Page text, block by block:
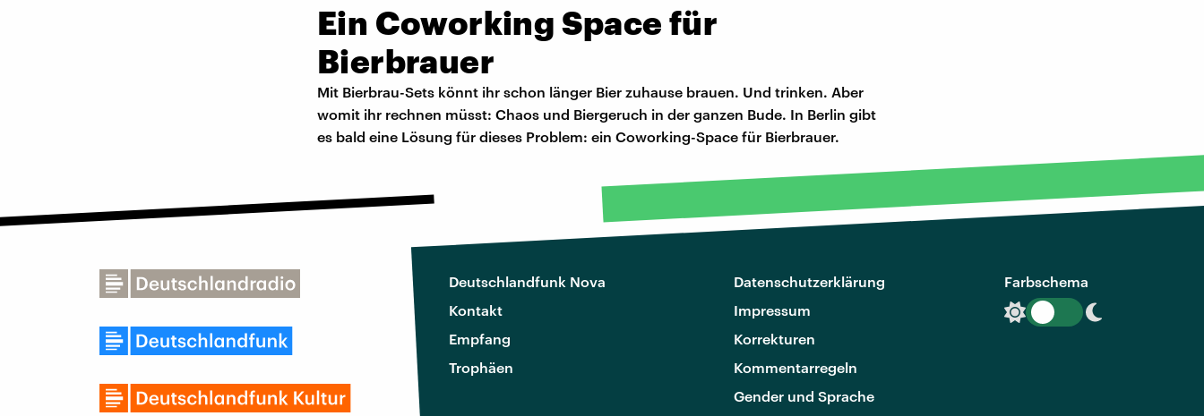
Ein Coworking Space für
Bierbrauer
Mit Bierbrau-Sets könnt ihr schon länger Bier zuhause brauen. Und trinken. Aber
womit ihr rechnen müsst: Chaos und Biergeruch in der ganzen Bude. In Berlin gibt
es bald eine Lösung für dieses Problem: ein Coworking-Space für Bierbrauer.
Deutschlandfunk Nova
Kontakt
Empfang
Trophäen
Datenschutzerklärung
Impressum
Korrekturen
Kommentarregeln
Gender und Sprache
Farbschema